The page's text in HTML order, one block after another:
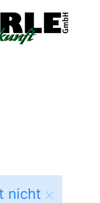
nicht